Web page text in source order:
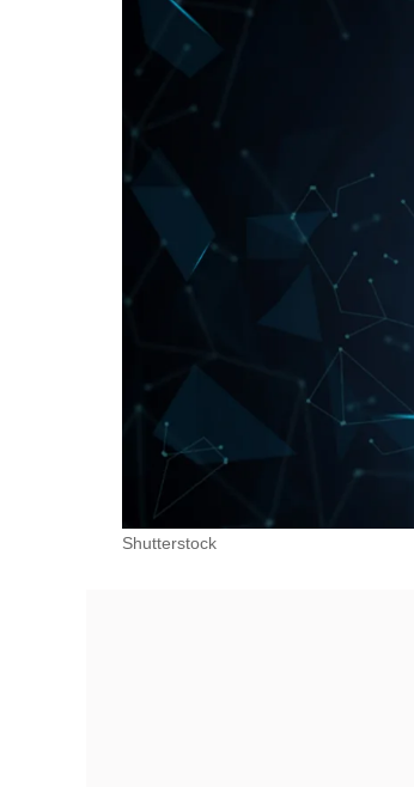
Shutterstock